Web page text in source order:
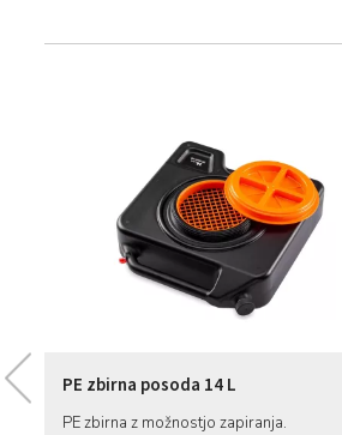
PE zbirna posoda 14 L
PE zbirna z možnostjo zapiranja.